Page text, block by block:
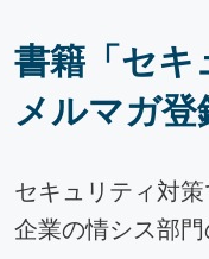
書籍「セキ
メルマガ登
セキュリティ対
企業の情シス部門